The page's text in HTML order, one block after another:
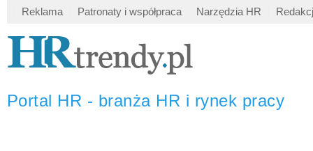
Reklama Patronaty i współpraca Narzędzia HR
Portal HR - branża HR i rynek pracy